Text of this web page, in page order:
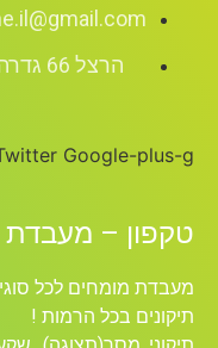
הרצל 66 גדרה - תחנה מרכזית אגד
Google-plus-g
טקפון – מעבדת
מעבדת מומחים לכל
תיקונים בכל הרמות !